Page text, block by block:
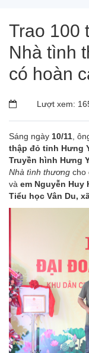
Trao 100
Nhà tình
có hoàn
Lượt xem:
Sáng ngày 10/11 ,
thập đỏ tỉnh Hưng
Truyền hình Hưng
Nhà tình thương cho
và em Nguyễn Huy
Tiểu học Vân Du,